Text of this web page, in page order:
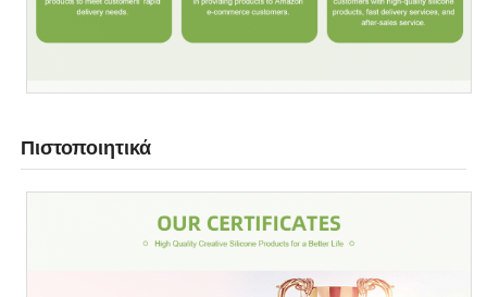
Πιστοποιητικά